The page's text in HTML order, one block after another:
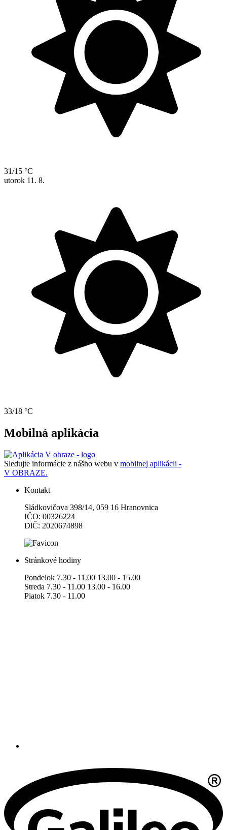
31/15 °C
utorok 11. 8.
33/18 °C
Mobilná aplikácia
Sledujte informácie z nášho webu v mobilnej aplikácii -
V OBRAZE.
Kontakt
Sládkovičova 398/14, 059 16 Hranovnica
IČO: 00326224
DlČ: 2020674898
Stránkové hodiny
Pondelok 7.30 - 11.00 13.00 - 15.00
Streda 7.30 - 11.00 13.00 - 16.00
Piatok 7.30 - 11.00